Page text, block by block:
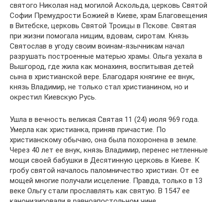
святого Николая над могилой Аскольда, церковь Святой
Софии Премудрости Божией в Киеве, храм Благовещения
в Витебске, церковь Святой Троицы в Пскове. Святая
при жизни помогала нищим, вдовам, сиротам. Князь
Святослав в угоду своим воинам-язычникам начал
разрушать построенные матерью храмы. Ольга уехала в
Вышгород, где жила как монахиня, воспитывая детей
сына в христианской вере. Благодаря княгине ее внук,
князь Владимир, не только стал христианином, но и
окрестил Киевскую Русь.
Ушла в вечность великая Святая 11 (24) июля 969 года.
Умерла как христианка, приняв причастие. По
христианскому обычаю, она была похоронена в земле.
Через 40 лет ее внук, князь Владимир, перенес нетленные
мощи своей бабушки в Десятинную церковь в Киеве. К
гробу святой началось паломничество христиан. От ее
мощей многие получали исцеление. Правда, только в 13
веке Ольгу стали прославлять как святую. В 1547 ее